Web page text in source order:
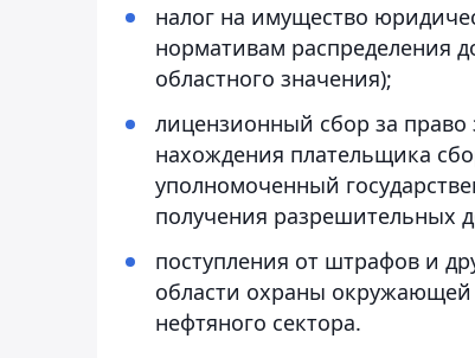
налог на имущество
нормативам распределения
областного значения);
лицензионный сбор за право
нахождения плательщика
уполномоченный
получения разрешительных
поступления от штрафов и
области охраны окружающей
нефтяного сектора.